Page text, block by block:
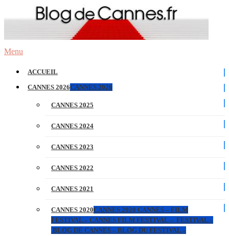
Menu
ACCUEIL
CANNES 2026CANNES 2026
CANNES 2025
CANNES 2024
CANNES 2023
CANNES 2022
CANNES 2021
CANNES 2020CANNES 2020 CANNES – FILM
FESTIVAL – CANNES FILM FESTIVAL – FESTIVAL –
BLOG DE CANNES – BLOG DU FESTIVAL –